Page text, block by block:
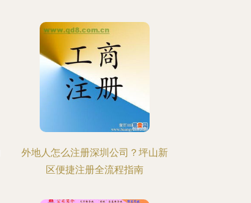
外地人怎么注册深圳公司？坪山新
区便捷注册全流程指南